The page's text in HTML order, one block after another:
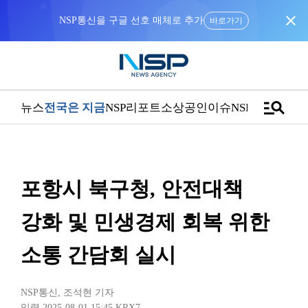
바로가기 close
뉴스전국은 지금NSP리포트소상공인이슈NSPTVmanage_search
포항시 북구청, 안전대책
강화 및 민생경제 회복 위한
소통 간담회 실시
NSP통신 , 조석현 기자